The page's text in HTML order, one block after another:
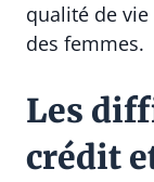
qualité de
des femmes.
Les
crédit